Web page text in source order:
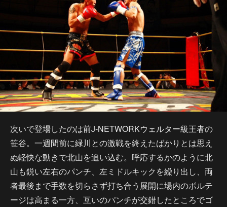
次いで登場したのは前J-NETWORKウェルター級王者の
笹谷。一週間前に緑川との激戦を終えたばかりとは思え
ぬ軽快な動きで北山を追い込む。呼応するかのように北
山も鋭い左右のパンチ、左ミドルキックを繰り出し、両
者最後まで手数を切らさず打ち合う展開に場内のボルテ
ージは高まる一方、互いのパンチが交錯したところでゴ